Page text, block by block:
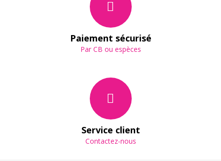
Paiement sécurisé
Par CB ou espèces
Service client
Contactez-nous